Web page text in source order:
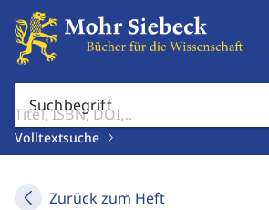
Suchbegriff
Volltextsuche
Zurück zum Heft